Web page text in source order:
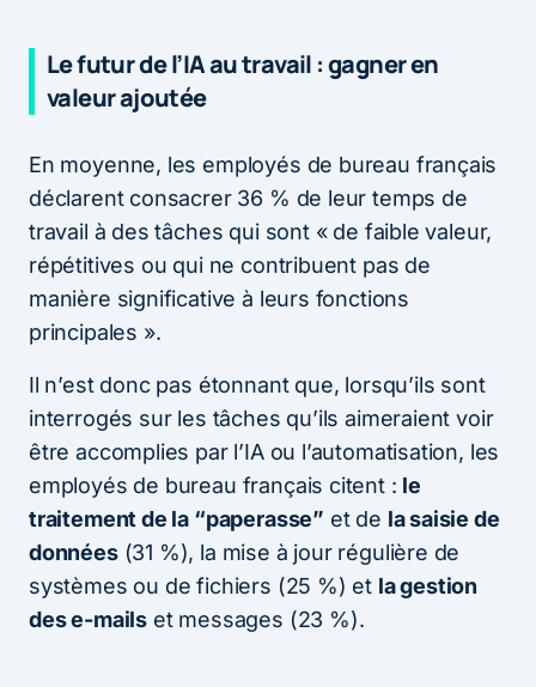
Le futur de l’IA au travail : gagner en
valeur ajoutée
En moyenne, les employés de bureau français
déclarent consacrer 36 % de leur temps de
travail à des tâches qui sont « de faible valeur,
répétitives ou qui ne contribuent pas de
manière significative à leurs fonctions
principales ».
Il n’est donc pas étonnant que, lorsqu’ils sont
interrogés sur les tâches qu’ils aimeraient voir
être accomplies par l’IA ou l’automatisation, les
employés de bureau français citent : le
traitement de la “paperasse” et de la saisie de
données(31 %), la mise à jour régulière de
systèmes ou de fichiers (25 %) et la gestion
des e-mails et messages (23 %).